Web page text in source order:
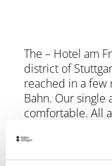
The – Hotel am
district of
reached in a few
Bahn. Our single
comfortable. All
Fi, TV and
with a rich
to the day.